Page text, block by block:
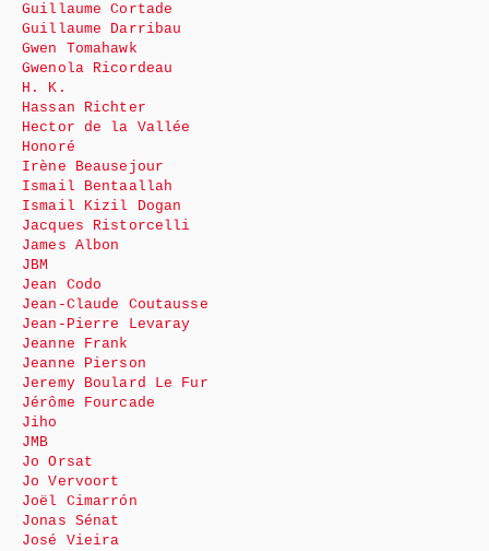
Guillaume Cortade
Guillaume Darribau
Gwen Tomahawk
Gwenola Ricordeau
H. K.
Hassan Richter
Hector de la Vallée
Honoré
Irène Beausejour
Ismail Bentaallah
Ismail Kizil Dogan
Jacques Ristorcelli
James Albon
JBM
Jean Codo
Jean-Claude Coutausse
Jean-Pierre Levaray
Jeanne Frank
Jeanne Pierson
Jeremy Boulard Le Fur
Jérôme Fourcade
Jiho
JMB
Jo Orsat
Jo Vervoort
Joël Cimarrón
Jonas Sénat
José Vieira